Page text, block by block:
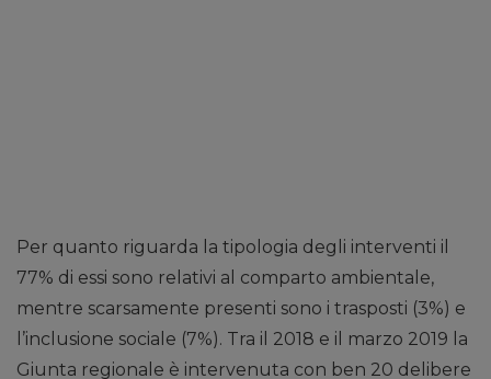
Per quanto riguarda la tipologia degli interventi il
77% di essi sono relativi al comparto ambientale,
mentre scarsamente presenti sono i trasposti (3%) e
l’inclusione sociale (7%). Tra il 2018 e il marzo 2019 la
Giunta regionale è intervenuta con ben 20 delibere